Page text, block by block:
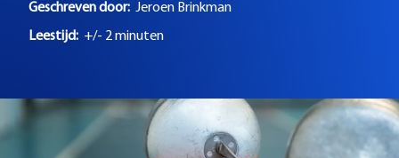
Geschreven door: Jeroen Brinkman
Leestijd: +/- 2 minuten